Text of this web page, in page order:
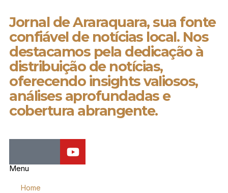
Jornal de Araraquara, sua fonte
confiável de notícias local. Nos
destacamos pela dedicação à
distribuição de notícias,
oferecendo insights valiosos,
análises aprofundadas e
cobertura abrangente.
Menu
Home